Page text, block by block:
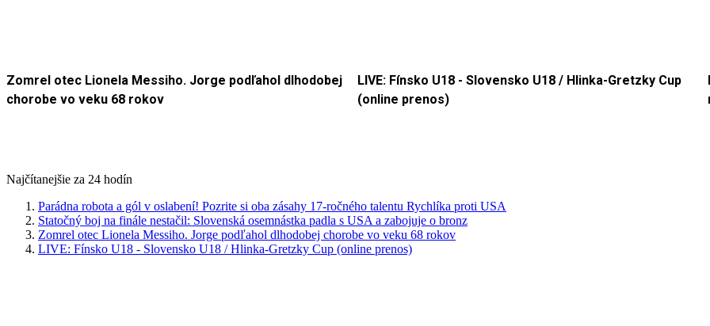
Zomrel otec Lionela Messiho. Jorge podľahol dlhodobej
chorobe vo veku 68 rokov
LIVE: Fínsko U18 - Slovensko U18 / Hlinka-Gretzky Cup
(online prenos)
Najčítanejšie za 24 hodín
Parádna robota a gól v oslabení! Pozrite si oba zásahy 17-ročného talentu Rychlíka proti USA
Statočný boj na finále nestačil: Slovenská osemnástka padla s USA a zabojuje o bronz
Zomrel otec Lionela Messiho. Jorge podľahol dlhodobej chorobe vo veku 68 rokov
LIVE: Fínsko U18 - Slovensko U18 / Hlinka-Gretzky Cup (online prenos)